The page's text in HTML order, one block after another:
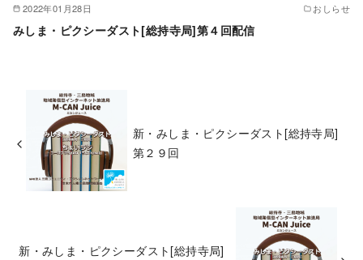
2022年01月28日 おしらせ
みしま・ピクシーダスト[総持寺局]第４回配信
新・みしま・ピクシーダスト[総持寺局]
第２９回
新・みしま・ピクシーダスト[総持寺局]